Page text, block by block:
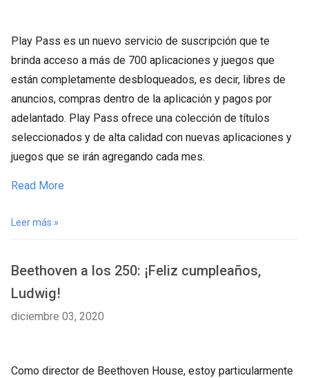
Play Pass es un nuevo servicio de suscripción que te
brinda acceso a más de 700 aplicaciones y juegos que
están completamente desbloqueados, es decir, libres de
anuncios, compras dentro de la aplicación y pagos por
adelantado. Play Pass ofrece una colección de títulos
seleccionados y de alta calidad con nuevas aplicaciones y
juegos que se irán agregando cada mes.
Read More
Leer más »
Beethoven a los 250: ¡Feliz cumpleaños,
Ludwig!
diciembre 03, 2020
Como director de Beethoven House, estoy particularmente